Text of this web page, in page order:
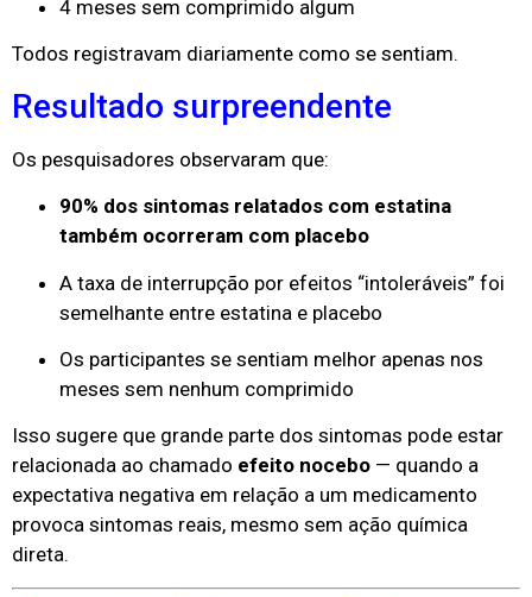
4 meses sem comprimido algum
Todos registravam diariamente como se sentiam.
Resultado surpreendente
Os pesquisadores observaram que:
90% dos sintomas relatados com estatina
também ocorreram com placebo
A taxa de interrupção por efeitos “intoleráveis” foi
semelhante entre estatina e placebo
Os participantes se sentiam melhor apenas nos
meses sem nenhum comprimido
Isso sugere que grande parte dos sintomas pode estar
relacionada ao chamado efeito nocebo — quando a
expectativa negativa em relação a um medicamento
provoca sintomas reais, mesmo sem ação química
direta.